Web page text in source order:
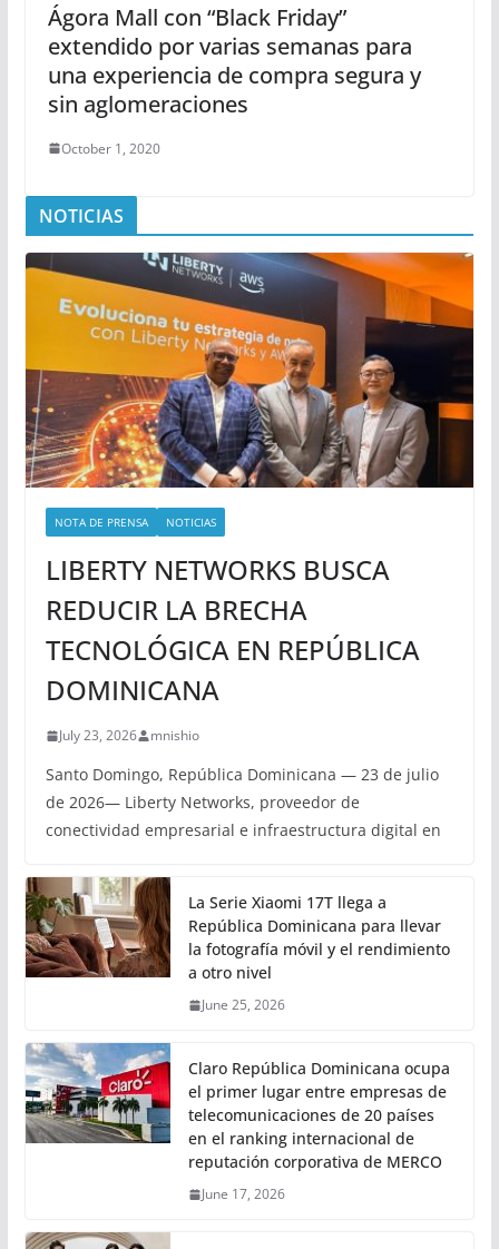
Ágora Mall con “Black Friday”
extendido por varias semanas para
una experiencia de compra segura y
sin aglomeraciones
October 1, 2020
NOTICIAS
NOTA DE PRENSA NOTICIAS
LIBERTY NETWORKS BUSCA
REDUCIR LA BRECHA
TECNOLÓGICA EN REPÚBLICA
DOMINICANA
July 23, 2026 mnishio
Santo Domingo, República Dominicana — 23 de julio
de 2026— Liberty Networks, proveedor de
conectividad empresarial e infraestructura digital en
La Serie Xiaomi 17T llega a
República Dominicana para llevar
la fotografía móvil y el rendimiento
a otro nivel
June 25, 2026
Claro República Dominicana ocupa
el primer lugar entre empresas de
telecomunicaciones de 20 países
en el ranking internacional de
reputación corporativa de MERCO
June 17, 2026